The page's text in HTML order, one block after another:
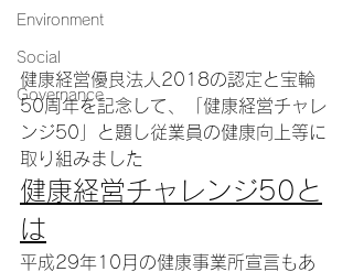
Environment
Social
Governance
健康経営優良法人2018の認定と宝輪
50周年を記念して、「健康経営チャレ
ンジ50」と題し従業員の健康向上等に
取り組みました
健康経営チャレンジ50と
は
平成29年10月の健康事業所宣言もあ